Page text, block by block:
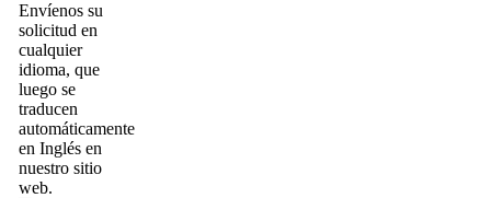
Envíenos su
solicitud en
cualquier
idioma, que
luego se
traducen
automáticamente
en Inglés en
nuestro sitio
web.